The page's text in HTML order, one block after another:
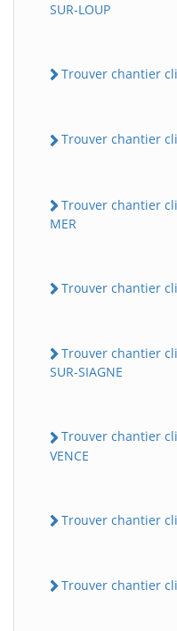
SUR-LOUP
Trouver chantier
Trouver chantier
Trouver chantier
MER
Trouver chantier
Trouver chantier
SUR-SIAGNE
Trouver chantier
VENCE
Trouver chantier
Trouver chantier